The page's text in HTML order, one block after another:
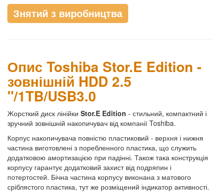
Знятий з виробництва
Опис Toshiba Stor.E Edition -
зовнішній HDD 2.5
"/1TB/USB3.0
Жорсткий диск лінійки Stor.E Edition - стильний, компактний і
зручний зовнішній накопичувач від компанії Toshiba.
Корпус накопичувача повністю пластиковий - верхня і нижня
частина виготовлені з поребленного пластика, що служить
додатковою амортизацією при падінні. Також така конструкція
корпусу гарантує додатковий захист від подряпин і
потертостей. Бічна частина корпусу виконана з матового
сріблястого пластика, тут же розміщений індикатор активності.